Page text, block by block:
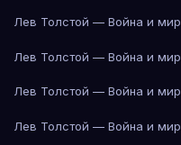
Лев Толстой — Война и мир
Лев Толстой — Война и мир
Лев Толстой — Война и мир
Лев Толстой — Война и мир